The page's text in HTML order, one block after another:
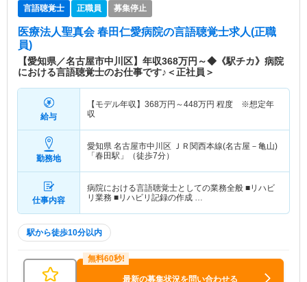
言語聴覚士 正職員 募集停止
医療法人聖真会 春田仁愛病院の言語聴覚士求人(正職
員)
【愛知県／名古屋市中川区】年収368万円～◆《駅チカ》病院
における言語聴覚士のお仕事です♪＜正社員＞
給与
【モデル年収】 368万円～448万円 程度 ※想定年
収
勤務地
愛知県 名古屋市中川区 ＪＲ関西本線(名古屋－亀山)
「春田駅」（徒歩7分）
仕事内容
病院における言語聴覚士としての業務全般 ■リハビ
リ業務 ■リハビリ記録の作成 …
駅から徒歩10分以内
最新の募集状況を問い合わせる